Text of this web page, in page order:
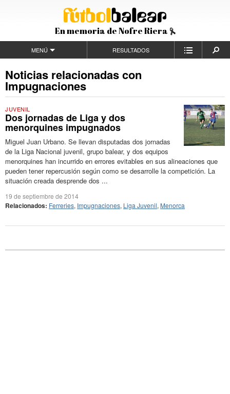
En memoria de Nofre Riera
MENÚ RESULTADOS
Noticias relacionadas con
Impugnaciones
JUVENIL
Dos jornadas de Liga y dos
menorquines impugnados
Miguel Juan Urbano. Se llevan disputadas dos jornadas
de la Liga Nacional juvenil, grupo balear, y dos equipos
menorquines han incurrido en errores evitables en sus alineaciones que
pueden tener repercusión según como se desarrolle la competición. La
situación creada desprende dos ...
19 de septiembre de 2014
Relacionados: Ferreries, Impugnaciones, Liga Juvenil, Menorca